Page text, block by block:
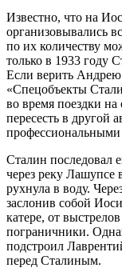
Известно, что на
организовывались
по их количеству
только в 1933 году
Если верить
«Спецобъекты
во время поездки
пересесть в другой
Сталин последовал
через реку Лашупсе
рухнула в воду.
заслонив собой
катере, от
пограничники.
подстроил
перед Сталиным.